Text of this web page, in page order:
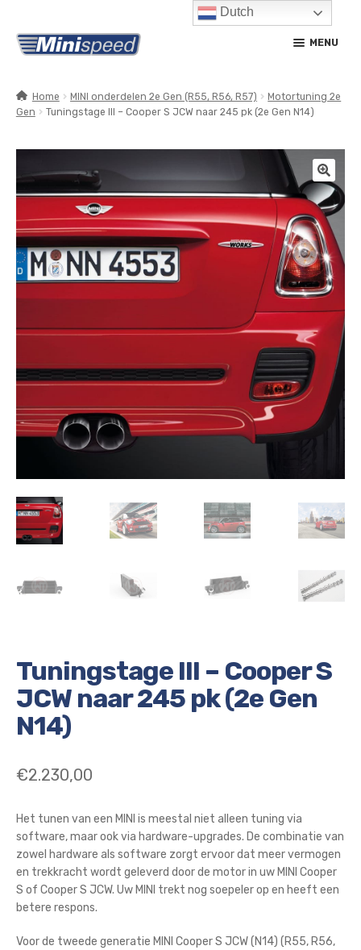
Ga
door
navigatie
Ga
naar
inhoud
MENU
PRODUCTEN
CONTACT
MIJN ACCOUNT
Home MINI onderdelen 2e Gen (R55, R56, R57)
Motortuning 2e
Gen
Tuningstage III – Cooper S JCW naar 245 pk (2e Gen N14)
Tuningstage III – Cooper S
JCW naar 245 pk (2e Gen
N14)
€2.230,00
Het tunen van een MINI is meestal niet alleen tuning via
software, maar ook via hardware-upgrades. De combinatie van
zowel hardware als software zorgt ervoor dat meer vermogen
en trekkracht wordt geleverd door de motor in uw MINI Cooper
S of Cooper S JCW. Uw MINI trekt nog soepeler op en heeft een
betere respons.
Voor de tweede generatie MINI Cooper S JCW (N14) (R55, R56,
Dutch